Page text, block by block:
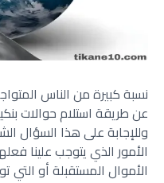
نسبة كبيرة من الناس
عن طريقة استلام حوالات
وللإجابة على هذا السؤال
الأمور الذي يتوجب علينا
الأموال المستقبلة أو التي